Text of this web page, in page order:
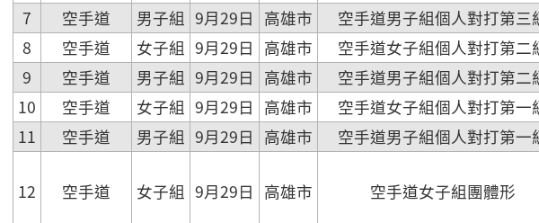
7 空手道 男子組 9月29日 高雄市
空手道男子組個人對打第三
8
空手道 女子組 9月29日 高雄市
空手道女子組個人對打第二
9
空手道 男子組 9月29日 高雄市
空手道男子組個人對打第二
10
空手道 女子組 9月29日 高雄市
空手道女子組個人對打第一
11
空手道 男子組 9月29日 高雄市 空手道男子組個人對打第一
12 空手道 女子組 9月29日 高雄市 空手道女子組團體形